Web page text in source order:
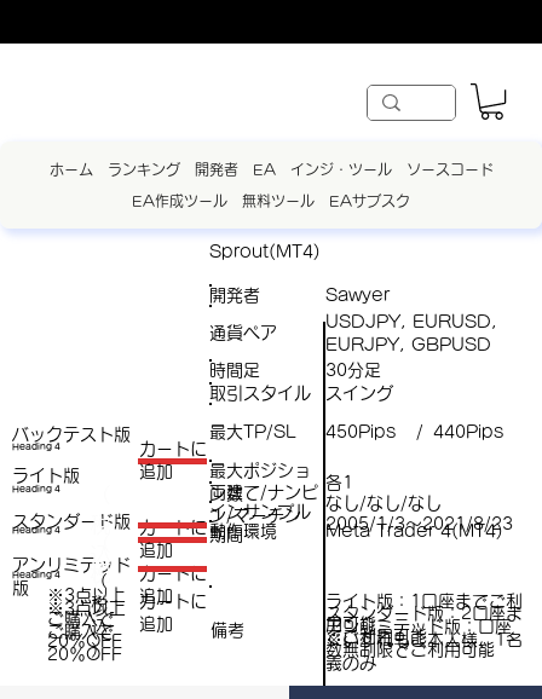
ホーム ランキング 開発者 EA インジ・ツール ソースコード
EA作成ツール 無料ツール EAサブスク
バックテスト版
スタンダード版
アンリミテッド
版
Sprout(MT4)
開発者 Sawyer
最大ポジショ
ン数
各1
Heading 4
​カートに
追加
税
込
）
Heading 4
​カートに
追加
Heading 4
※3点以上
ご購入で​
20％OFF
税
込
）
​カートに
追加
Heading 4
（
税
込
）
※3点以上
ご購入で​
20％OFF
​カートに
追加
ライト版
通貨ペア
USDJPY, EURUSD,
EURJPY, GBPUSD
取引スタイル スイング
最大TP/SL 450Pips / 440Pips
両建て/ナンピ
ン/マーチン
なし/なし/なし
インサンプル
期間
2005/1/3～2021/8/23
動作環境 Meta Trader 4(MT4)
時間足 30分足
備考
ライト版：1口座までご利
用可能
スタンダード版：2口座ま
でご利用可能
アンリミテッド版：口座
数無制限でご利用可能
※いずれもご本人様、1名
義のみ